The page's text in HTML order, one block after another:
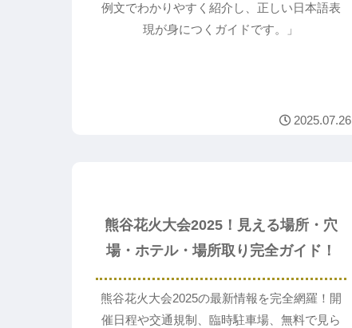
例文でわかりやすく紹介し、正しい日本語表
現が身につくガイドです。」
2025.07.26
熊谷花火大会2025！見える場所・穴
場・ホテル・場所取り完全ガイド！
熊谷花火大会2025の最新情報を完全網羅！開
催日程や交通規制、臨時駐車場、無料で見ら